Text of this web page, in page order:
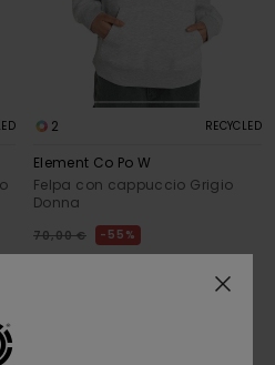
2 RECYCLED
Element Co Po W
Felpa con cappuccio Grigio
Donna
70,00 € 55%
31,50 €